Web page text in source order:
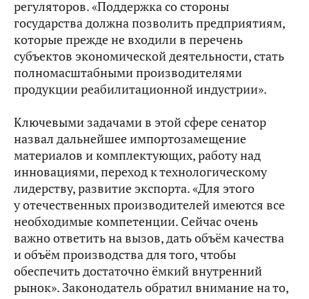
регуляторов. «Поддержка со стороны
государства должна позволить предприятиям,
которые прежде не входили в перечень
субъектов экономической деятельности, стать
полномасштабными производителями
продукции реабилитационной индустрии».
Ключевыми задачами в этой сфере сенатор
назвал дальнейшее импортозамещение
материалов и комплектующих, работу над
инновациями, переход к технологическому
лидерству, развитие экспорта. «Для этого
у отечественных производителей имеются все
необходимые компетенции. Сейчас очень
важно ответить на вызов, дать объём качества
и объём производства для того, чтобы
обеспечить достаточно ёмкий внутренний
рынок». Законодатель обратил внимание на то,